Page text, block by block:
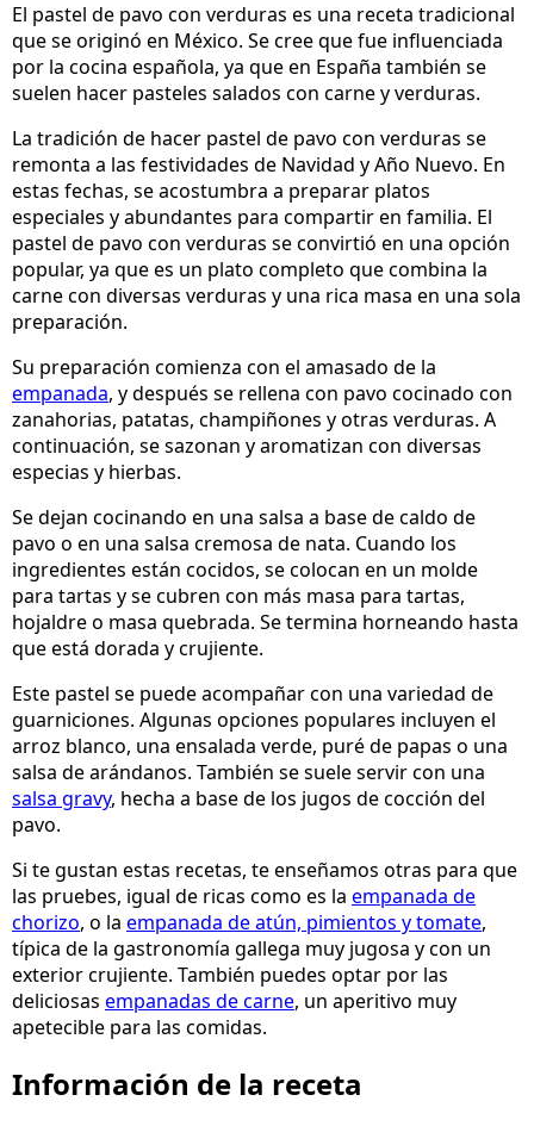
El pastel de pavo con verduras es una receta tradicional
que se originó en México. Se cree que fue influenciada
por la cocina española, ya que en España también se
suelen hacer pasteles salados con carne y verduras.
La tradición de hacer pastel de pavo con verduras se
remonta a las festividades de Navidad y Año Nuevo. En
estas fechas, se acostumbra a preparar platos
especiales y abundantes para compartir en familia. El
pastel de pavo con verduras se convirtió en una opción
popular, ya que es un plato completo que combina la
carne con diversas verduras y una rica masa en una sola
preparación.
Su preparación comienza con el amasado de la
empanada, y después se rellena con pavo cocinado con
zanahorias, patatas, champiñones y otras verduras. A
continuación, se sazonan y aromatizan con diversas
especias y hierbas.
Se dejan cocinando en una salsa a base de caldo de
pavo o en una salsa cremosa de nata. Cuando los
ingredientes están cocidos, se colocan en un molde
para tartas y se cubren con más masa para tartas,
hojaldre o masa quebrada. Se termina horneando hasta
que está dorada y crujiente.
Este pastel se puede acompañar con una variedad de
guarniciones. Algunas opciones populares incluyen el
arroz blanco, una ensalada verde, puré de papas o una
salsa de arándanos. También se suele servir con una
salsa gravy, hecha a base de los jugos de cocción del
pavo.
Si te gustan estas recetas, te enseñamos otras para que
las pruebes, igual de ricas como es la empanada de
chorizo, o la empanada de atún, pimientos y tomate,
típica de la gastronomía gallega muy jugosa y con un
exterior crujiente. También puedes optar por las
deliciosas empanadas de carne, un aperitivo muy
apetecible para las comidas.
Información de la receta